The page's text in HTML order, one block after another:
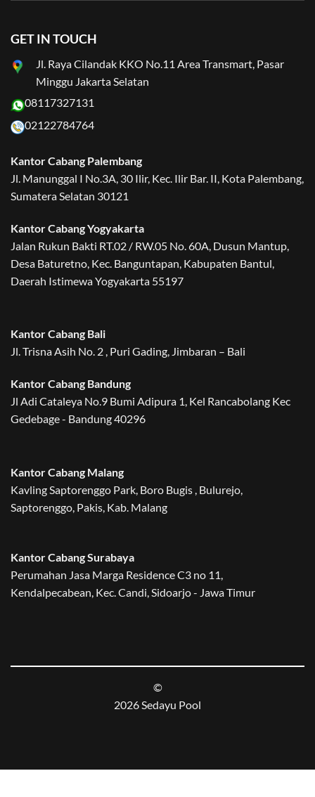
GET IN TOUCH
Jl. Raya Cilandak KKO No.11 Area Transmart, Pasar
Minggu Jakarta Selatan
08117327131
02122784764
Kantor Cabang Palembang
Jl. Manunggal I No.3A, 30 Ilir, Kec. Ilir Bar. II, Kota Palembang,
Sumatera Selatan 30121
Kantor Cabang Yogyakarta
Jalan Rukun Bakti RT.02 / RW.05 No. 60A, Dusun Mantup,
Desa Baturetno, Kec. Banguntapan, Kabupaten Bantul,
Daerah Istimewa Yogyakarta 55197
Kantor Cabang Bali
Jl. Trisna Asih No. 2 , Puri Gading, Jimbaran – Bali
Kantor Cabang Bandung
Jl Adi Cataleya No.9 Bumi Adipura 1, Kel Rancabolang Kec
Gedebage - Bandung 40296
Kantor Cabang Malang
Kavling Saptorenggo Park, Boro Bugis , Bulurejo,
Saptorenggo, Pakis, Kab. Malang
Kantor Cabang Surabaya
Perumahan Jasa Marga Residence C3 no 11,
Kendalpecabean, Kec. Candi, Sidoarjo - Jawa Timur
©
2026 Sedayu Pool